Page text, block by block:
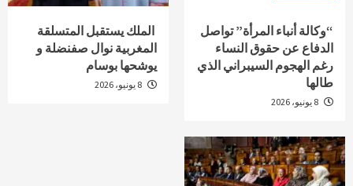
“وكالة أنباء المرأة” تواصل
الدفاع عن حقوق النساء
رغم الهجوم السيبراني الذي
طالها
الملك يستقبل المتسلقة
المغربية نوال صفنضلة و
يوشحها بوسام